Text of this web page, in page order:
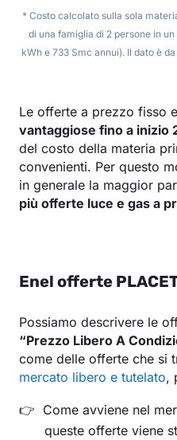
* Costo calcolato sulla sola
di una famiglia di 2 persone in
kWh e 733 Smc annui). Il dato è
Le offerte a prezzo fisso
vantaggiose fino a inizio
del costo della materia
convenienti. Per questo
in generale la maggior
più offerte luce e gas a
Enel offerte
Possiamo descrivere le
“Prezzo Libero A
come delle offerte che si
mercato libero e tutelato,
Come avviene nel
queste offerte viene